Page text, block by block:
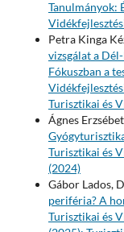
Tanulmányok:
Petra Kinga
vizsgálat a
Fókuszban a
Turisztikai és
Ágnes
Turisztikai és
(2024)
Gábor Lados,
periféria? A
Turisztikai és